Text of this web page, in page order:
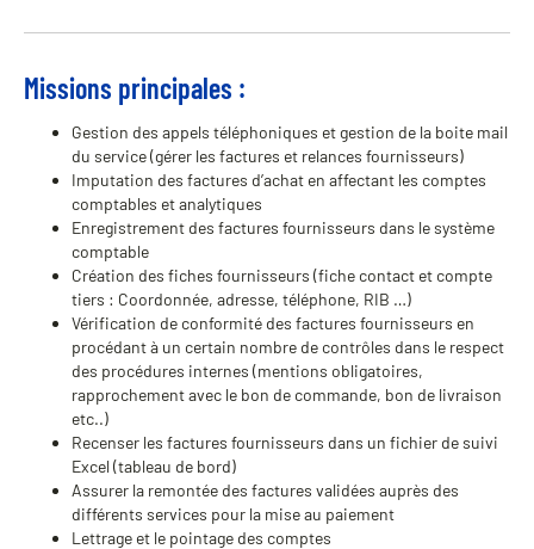
Missions principales :
Gestion des appels téléphoniques et gestion de la boite mail
du service (gérer les factures et relances fournisseurs)
Imputation des factures d’achat en affectant les comptes
comptables et analytiques
Enregistrement des factures fournisseurs dans le système
comptable
Création des fiches fournisseurs (fiche contact et compte
tiers : Coordonnée, adresse, téléphone, RIB …)
Vérification de conformité des factures fournisseurs en
procédant à un certain nombre de contrôles dans le respect
des procédures internes (mentions obligatoires,
rapprochement avec le bon de commande, bon de livraison
etc..)
Recenser les factures fournisseurs dans un fichier de suivi
Excel (tableau de bord)
Assurer la remontée des factures validées auprès des
différents services pour la mise au paiement
Lettrage et le pointage des comptes